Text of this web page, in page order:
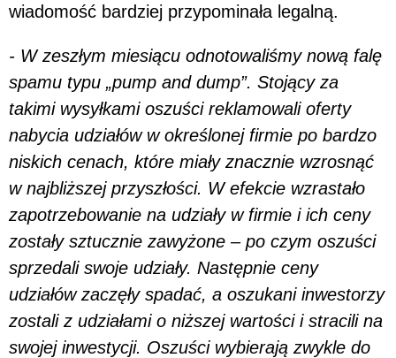
wiadomość bardziej przypominała legalną.
- W zeszłym miesiącu odnotowaliśmy nową falę
spamu typu „pump and dump”. Stojący za
takimi wysyłkami oszuści reklamowali oferty
nabycia udziałów w określonej firmie po bardzo
niskich cenach, które miały znacznie wzrosnąć
w najbliższej przyszłości. W efekcie wzrastało
zapotrzebowanie na udziały w firmie i ich ceny
zostały sztucznie zawyżone – po czym oszuści
sprzedali swoje udziały. Następnie ceny
udziałów zaczęły spadać, a oszukani inwestorzy
zostali z udziałami o niższej wartości i stracili na
swojej inwestycji. Oszuści wybierają zwykle do